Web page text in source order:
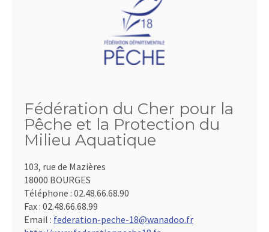
Fédération du Cher pour la
Pêche et la Protection du
Milieu Aquatique
103, rue de Mazières
18000 BOURGES
Téléphone : 02.48.66.68.90
Fax : 02.48.66.68.99
Email : federation-peche-18@wanadoo.fr